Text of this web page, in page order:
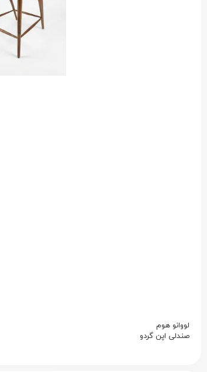
لووانو هوم
صندلی اپن گردو